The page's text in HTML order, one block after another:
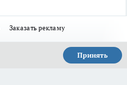
Заказать рекламу
Принять